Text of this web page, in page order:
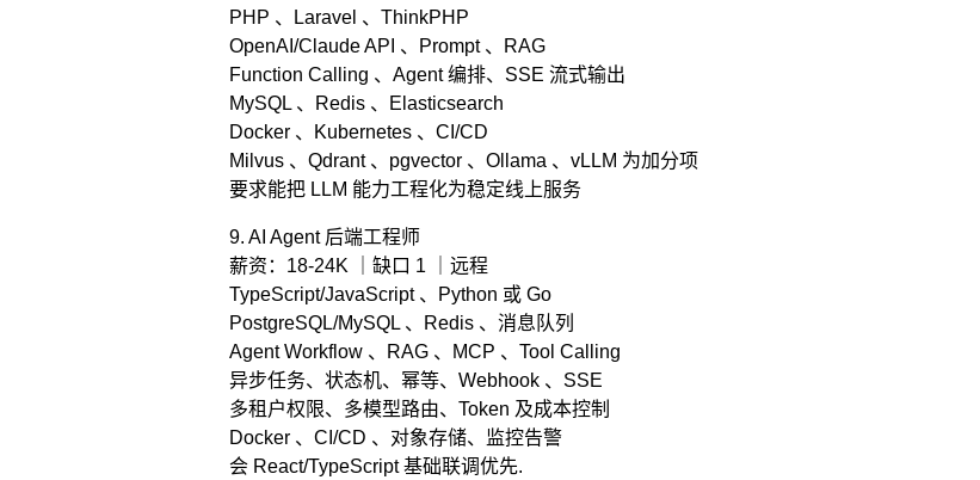
PHP 、Laravel 、ThinkPHP
OpenAI/Claude API 、Prompt 、RAG
Function Calling 、Agent 编排、SSE 流式输出
MySQL 、Redis 、Elasticsearch
Docker 、Kubernetes 、CI/CD
Milvus 、Qdrant 、pgvector 、Ollama 、vLLM 为加分项
要求能把 LLM 能力工程化为稳定线上服务
9. AI Agent 后端工程师
薪资：18-24K ｜缺口 1 ｜远程
TypeScript/JavaScript 、Python 或 Go
PostgreSQL/MySQL 、Redis 、消息队列
Agent Workflow 、RAG 、MCP 、Tool Calling
异步任务、状态机、幂等、Webhook 、SSE
多租户权限、多模型路由、Token 及成本控制
Docker 、CI/CD 、对象存储、监控告警
会 React/TypeScript 基础联调优先.